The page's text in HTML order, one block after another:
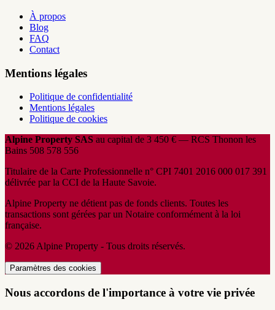
À propos
Blog
FAQ
Contact
Mentions légales
Politique de confidentialité
Mentions légales
Politique de cookies
Alpine Property SAS au capital de 3 450 € — RCS Thonon les
Bains 508 578 556
Titulaire de la Carte Professionnelle n° CPI 7401 2016 000 017 391
délivrée par la CCI de la Haute Savoie.
Alpine Property ne détient pas de fonds clients. Toutes les
transactions sont gérées par un Notaire conformément à la loi
française.
© 2026 Alpine Property - Tous droits réservés.
Paramètres des cookies
Nous accordons de l'importance à votre vie privée